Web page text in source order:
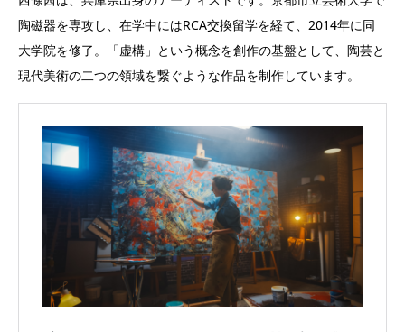
陶磁器を専攻し、在学中にはRCA交換留学を経て、2014年に同
大学院を修了。「虚構」という概念を創作の基盤として、陶芸と
現代美術の二つの領域を繋ぐような作品を制作しています。